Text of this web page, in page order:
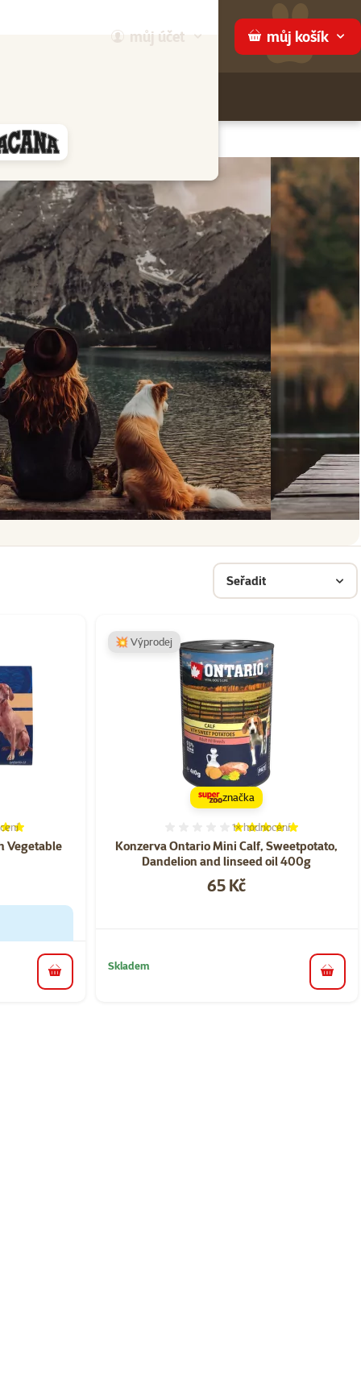
můj účet můj košík
Seřadit
Vegetable
96%, počet hodnocení: 5
do košíku
Konzerva Ontario Mini Calf, Sweetpotato,
Dandelion and linseed oil 400g
Hodnocení 100%, počet
1×hodnocení
Cena
65 Kč
💥 Výprodej
značka
Skladem
do